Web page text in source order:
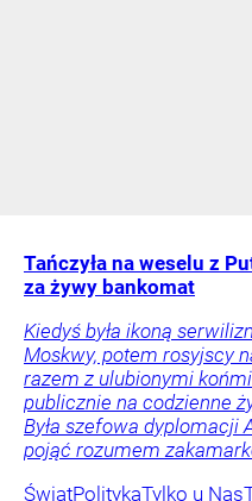
Tańczyła na weselu z
za żywy bankomat
Kiedyś była ikoną
Moskwy, potem rosyjscy
razem z ulubionymi
publicznie na codzienne
Była szefowa dyplomacji
pojąć rozumem
ŚwiatPolitykaTylko u Nas